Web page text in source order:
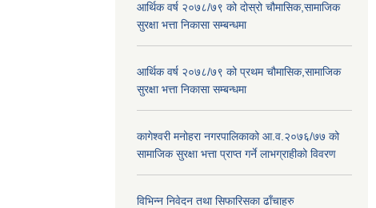
आर्थिक वर्ष २०७८/७९ को दोस्रो चौमासिक,सामाजिक
सुरक्षा भत्ता निकासा सम्बन्धमा
आर्थिक वर्ष २०७८/७९ को प्रथम चौमासिक,सामाजिक
सुरक्षा भत्ता निकासा सम्बन्धमा
कागेश्वरी मनोहरा नगरपालिकाको आ.व.२०७६/७७ को
सामाजिक सुरक्षा भत्ता प्राप्त गर्ने लाभग्राहीको विवरण
विभिन्न निवेदन तथा सिफारिसका ढाँचाहरु